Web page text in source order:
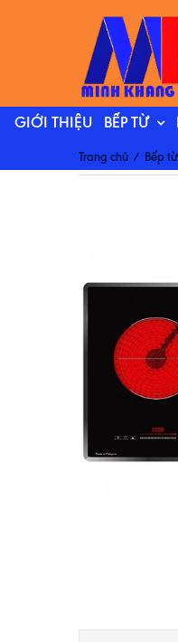
GIỚI THIỆU BẾP TỪ
Trang chủ / Bếp